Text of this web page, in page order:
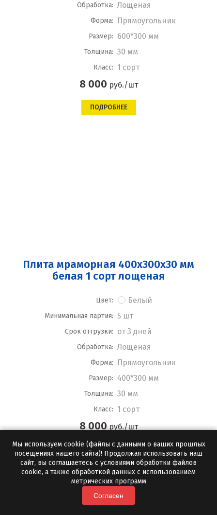
Обработка: Лощеная
Форма: Прямоугольник
Размер: 600*300 мм
Толщина: 30 мм
Класс: 1 сорт
8 000 руб./шт
ПОДРОБНЕЕ
Плита мраморная 400x300x30 мм
белая 1 сорт лощеная
Цвет: Белый
Минимальная партия: 5 шт
Срок отгрузки: от 3 дней
Обработка: Лощеная
Форма: Прямоугольник
Размер: 400*300 мм
Толщина: 30 мм
Класс: 1 сорт
8 000руб./шт
ПОДРОБНЕЕ
Мы используем cookie (файлы с данными о ваших прошлых
посещениях нашего сайта)! Продолжая использовать наш
сайт, вы соглашаетесь с условиями обработки файлов
cookie, а также обработкой данных с использованием
метрических программ
Согласен